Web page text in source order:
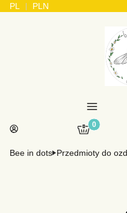
PL PLN
Menu
Zaloguj się Produkty w
Koszyk
Bee in dots Przedmioty do